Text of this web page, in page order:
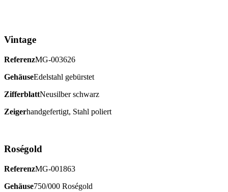
Vintage
ReferenzMG-003626
GehäuseEdelstahl gebürstet
ZifferblattNeusilber schwarz
Zeigerhandgefertigt, Stahl poliert
Roségold
ReferenzMG-001863
Gehäuse750/000 Roségold